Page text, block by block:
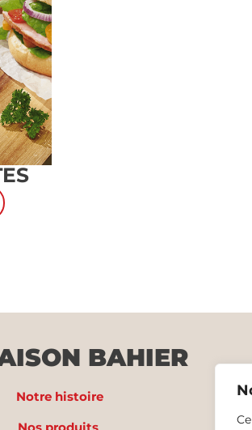
BAHIER
Notre histoire
Nos produits